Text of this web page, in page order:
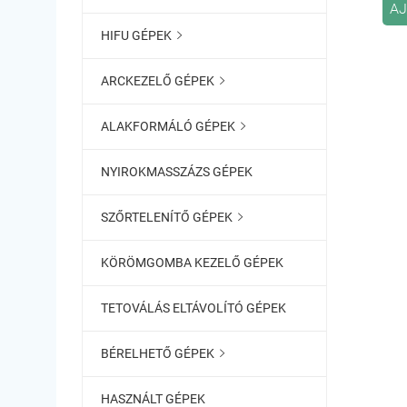
HIFU GÉPEK 
ARCKEZELŐ GÉPEK 
ALAKFORMÁLÓ GÉPEK 
NYIROKMASSZÁZS GÉPEK
SZŐRTELENÍTŐ GÉPEK 
KÖRÖMGOMBA KEZELŐ GÉPEK
TETOVÁLÁS ELTÁVOLÍTÓ GÉPEK
BÉRELHETŐ GÉPEK 
HASZNÁLT GÉPEK